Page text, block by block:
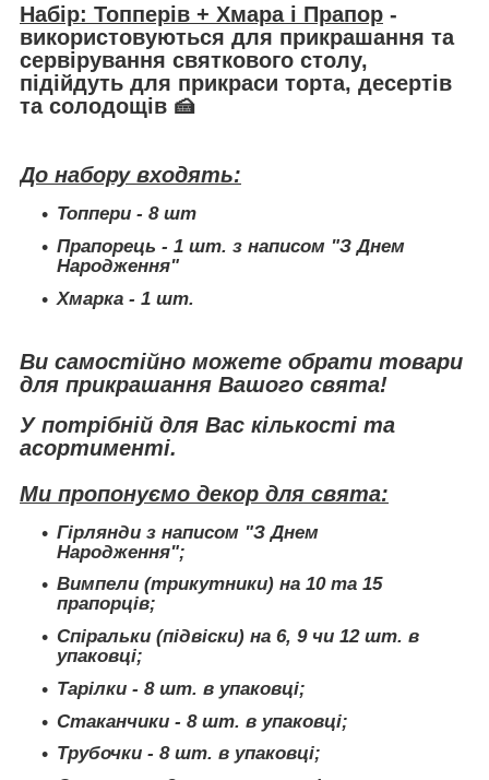
Набір: Топперів + Хмара і Прапор -
використовуються для прикрашання та
сервірування святкового столу,
підійдуть для прикраси торта, десертів
та солодощів 🍰
До набору входять:
Топпери - 8 шт
Прапорець - 1 шт. з написом "З Днем
Народження"
Хмарка - 1 шт.
Ви самостійно можете обрати товари
для прикрашання Вашого свята!
У потрібній для Вас кількості та
асортименті.
Ми пропонуємо декор для свята:
Гірлянди з написом "З Днем
Народження";
Вимпели (трикутники) на 10 та 15
прапорців;
Спіральки (підвіски) на 6, 9 чи 12 шт. в
упаковці;
Тарілки - 8 шт. в упаковці;
Стаканчики - 8 шт. в упаковці;
Трубочки - 8 шт. в упаковці;